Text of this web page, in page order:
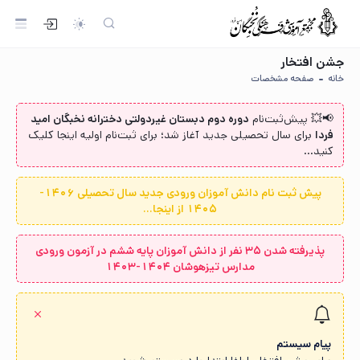
جشن افتخار
خانه صفحه مشخصات
📢💥 پیش‌ثبت‌نام‌ دوره دوم دبستان غیردولتی دخترانه نخبگان امید
فردا برای سال تحصیلی جدید آغاز شد؛ برای ثبت‌نام اولیه اینجا کلیک
کنید...
پیش ثبت نام دانش آموزان ورودی جدید سال تحصیلی 1406-
1405 از اینجا...
پذیرفته شدن ۳۵ نفر از دانش آموزان پایه ششم در آزمون ورودی
مدارس تیزهوشان ۱۴۰۴-۱۴۰۳
پیام سیستم